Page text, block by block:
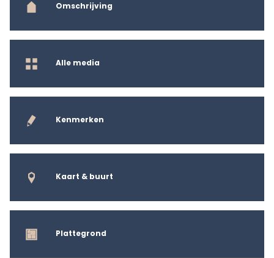
Omschrijving
Alle media
Kenmerken
Kaart & buurt
Plattegrond